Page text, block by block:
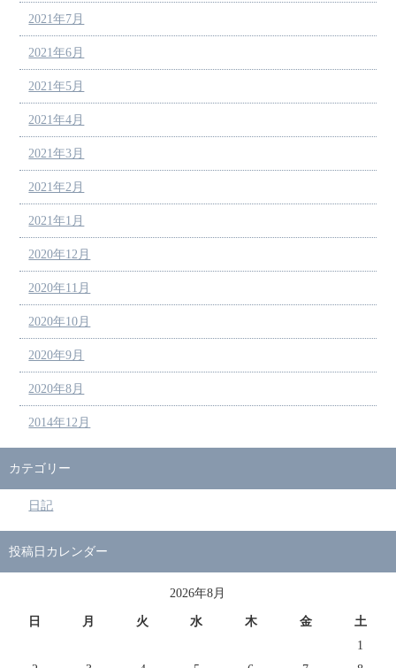
2021年7月
2021年6月
2021年5月
2021年4月
2021年3月
2021年2月
2021年1月
2020年12月
2020年11月
2020年10月
2020年9月
2020年8月
2014年12月
カテゴリー
日記
投稿日カレンダー
2026年8月
日 月 火 水 木 金
土
1